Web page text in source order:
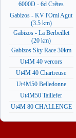
6000D - 6d Crêtes
Gabizos - KV l'Omi Agut
(3.5 km)
Gabizos - La Berbeillet
(20 km)
Gabizos Sky Race 30km
Ut4M 40 vercors
Ut4M 40 Chartreuse
Ut4M50 Belledonne
Ut4M50 Taillefer
Ut4M 80 CHALLENGE